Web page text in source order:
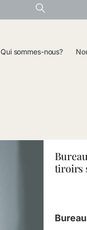
Qui sommes-nous?
tiroirs